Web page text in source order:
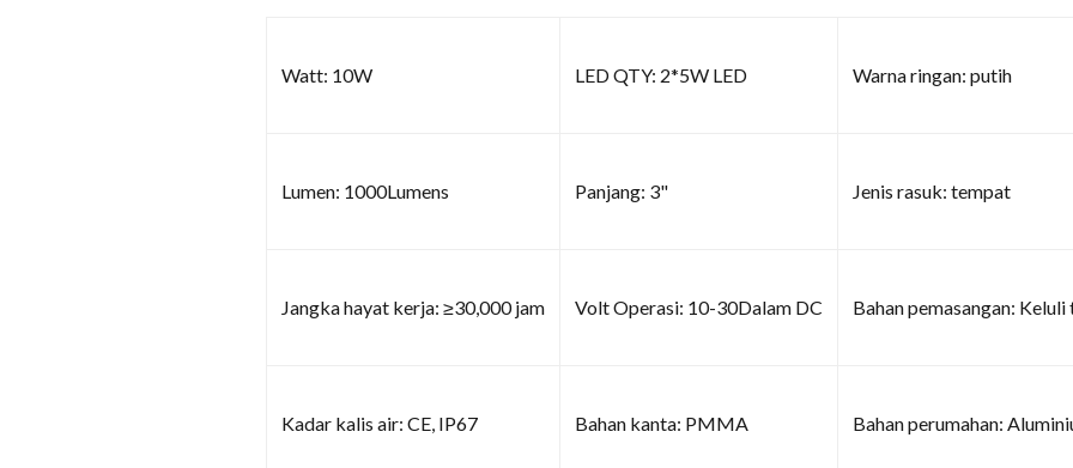
Watt: 10W LED QTY: 2*5W LED Warna ringan: putih
Lumen: 1000Lumens Panjang: 3" Jenis rasuk: tempat
Jangka hayat kerja: ≥30,000 jam Volt Operasi: 10-30Dalam DC Bahan pemasangan:
Kadar kalis air: CE, IP67 Bahan kanta: PMMA Bahan perumahan: